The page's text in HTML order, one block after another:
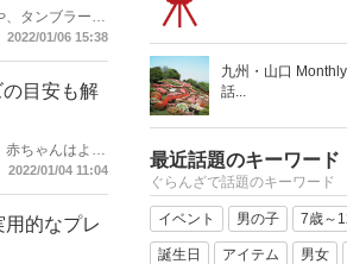
、タンブラーや
の中から、喜ん
2022/01/06 15:38
目安も解
赤ちゃんはよだ
が必要なの
のサイズの目
2022/01/04 11:04
用的なプレ
九州・山口
話...
最近話題のキーワード
ぐらんざで話題のキーワード
イベント 男の子 7歳～
誕生日 アイテム 男女